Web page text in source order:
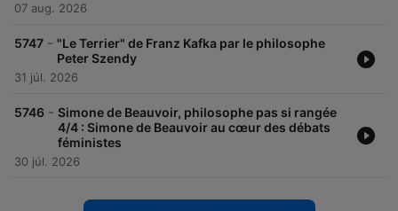
07 aug. 2026
5747 - "Le Terrier" de Franz Kafka par le philosophe
Peter Szendy
31 júl. 2026
5746 - Simone de Beauvoir, philosophe pas si rangée
4/4 : Simone de Beauvoir au cœur des débats
féministes
30 júl. 2026